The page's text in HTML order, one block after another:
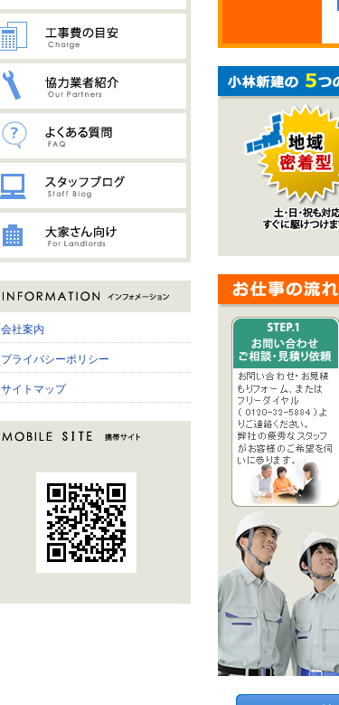
会社案内
プライバシーポリシー
サイトマップ